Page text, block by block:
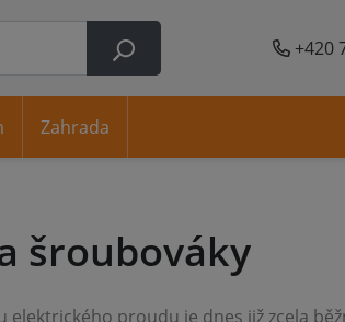
+420
šroubováky
Zahrada